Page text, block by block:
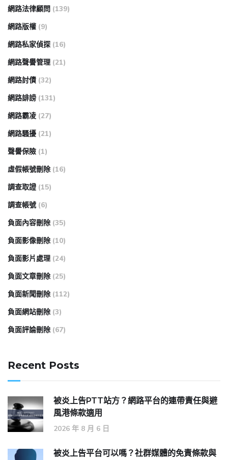
網路法律顧問 (139)
網路版權 (9)
網路私家偵探 (16)
網路聲譽管理 (21)
網路討債 (32)
網路誹謗 (131)
網路霸凌 (27)
網路騷擾 (21)
聲譽保險 (1)
虛假帳號刪除 (16)
調查取證 (15)
調查帳號 (6)
負面內容刪除 (35)
負面影像刪除 (10)
負面影片處理 (24)
負面文章刪除 (25)
負面新聞刪除 (112)
負面網站刪除 (3)
負面評論刪除 (67)
Recent Posts
被炎上告PTT站方？網路平台的連帶責任與避
風港條款適用
2026 年 8 月 6 日
被炎上告平台可以嗎？社群媒體的免責條款與